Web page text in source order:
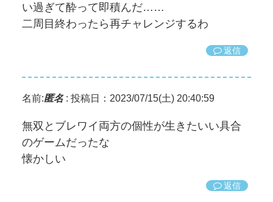
い過ぎて酔って即積んだ……
二周目終わったら再チャレンジするわ
返信
名前:匿名: 投稿日：2023/07/15(土) 20:40:59
無双とブレワイ両方の個性が生きたいい具合
のゲームだったな
懐かしい
返信